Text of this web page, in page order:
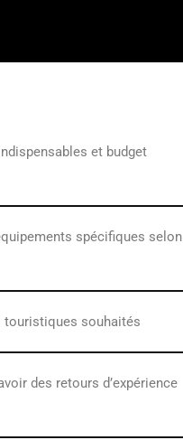
et budget
spécifiques selon
touristiques souhaités
des retours d’expérience